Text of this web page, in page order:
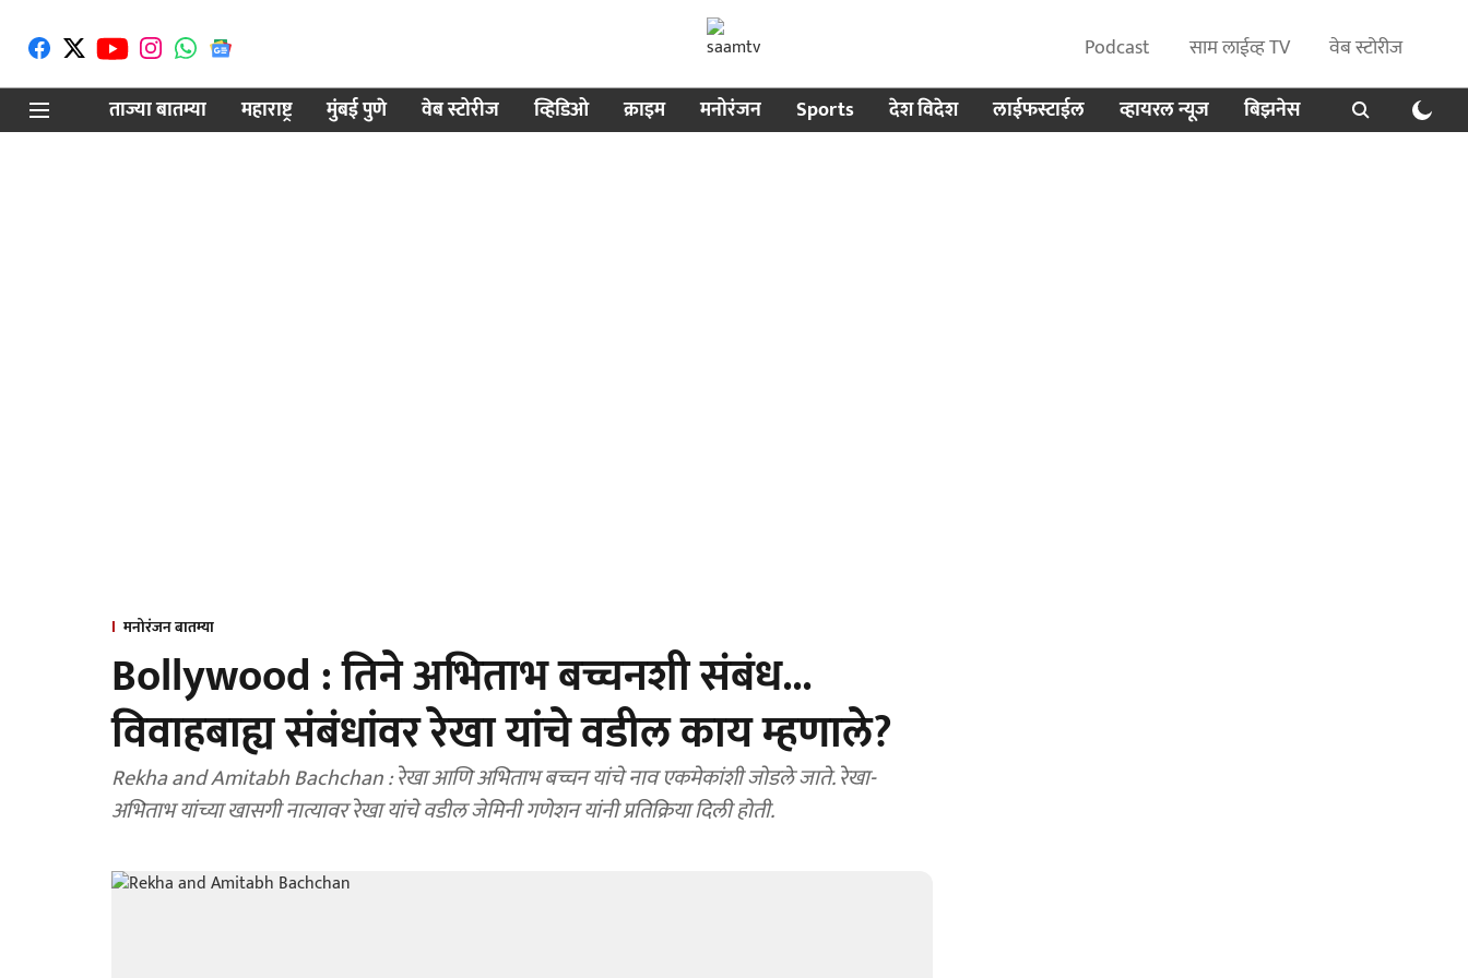
Podcast साम लाईव्ह TV
वेब स्टोरीज
ताज्या बातम्या
महाराष्ट्र मुंबई पुणे वेब स्टोरीज व्हिडिओ क्राइम मनोरंजन Sports देश विदेश लाईफस्टाईल व्हायरल न्यूज बिझनेस
मनोरंजन बातम्या
Bollywood : तिने अभिताभ बच्चनशी संबंध...
विवाहबाह्य संबंधांवर रेखा यांचे वडील काय म्हणाले?
Rekha and Amitabh Bachchan : रेखा आणि अभिताभ बच्चन यांचे नाव एकमेकांशी जोडले जाते. रेखा-
अभिताभ यांच्या खासगी नात्यावर रेखा यांचे वडील जेमिनी गणेशन यांनी प्रतिक्रिया दिली होती.